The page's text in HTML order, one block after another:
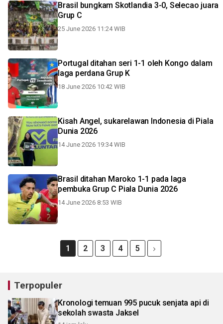
Brasil bungkam Skotlandia 3-0, Selecao juara
Grup C
25 June 2026 11:24 WIB
Portugal ditahan seri 1-1 oleh Kongo dalam
laga perdana Grup K
18 June 2026 10:42 WIB
Kisah Angel, sukarelawan Indonesia di Piala
Dunia 2026
14 June 2026 19:34 WIB
Brasil ditahan Maroko 1-1 pada laga
pembuka Grup C Piala Dunia 2026
14 June 2026 8:53 WIB
1 2 3 4 5
Terpopuler
Kronologi temuan 995 pucuk senjata api di
sekolah swasta Jaksel